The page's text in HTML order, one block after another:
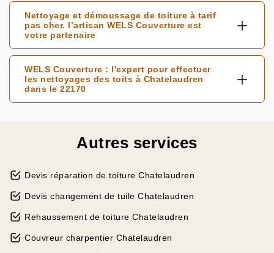
Nettoyage et démoussage de toiture à tarif
pas cher. l’artisan WELS Couverture est
votre partenaire
WELS Couverture : l'expert pour effectuer
les nettoyages des toits à Chatelaudren
dans le 22170
Autres services
Devis réparation de toiture Chatelaudren
Devis changement de tuile Chatelaudren
Rehaussement de toiture Chatelaudren
Couvreur charpentier Chatelaudren